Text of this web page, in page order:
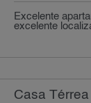
Excelente
excelente
Casa